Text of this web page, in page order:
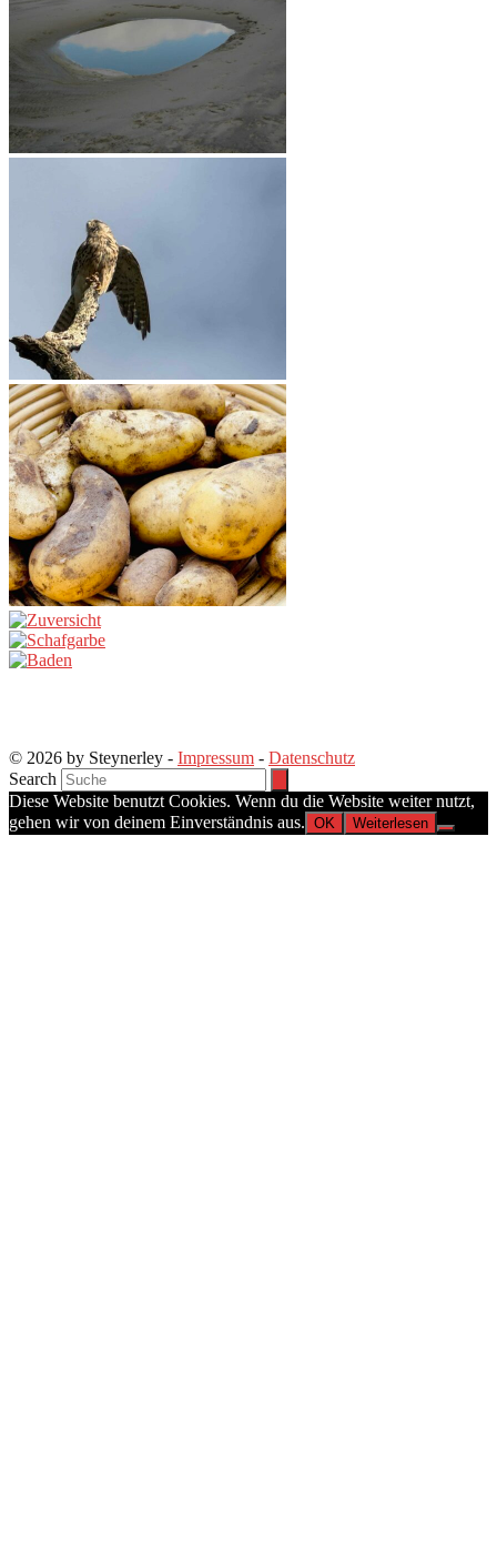
© 2026 by Steynerley - Impressum - Datenschutz
Search
Diese Website benutzt Cookies. Wenn du die Website weiter nutzt,
gehen wir von deinem Einverständnis aus. OK Weiterlesen